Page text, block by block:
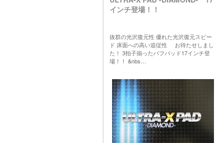
インチ登場！！
抜群の光沢復元性 優れた光沢復元スピー
ド 床面への高い追従性 お待たせしまし
た！ 3拍子揃ったバフパッド17インチ登
場！！ &nbs…